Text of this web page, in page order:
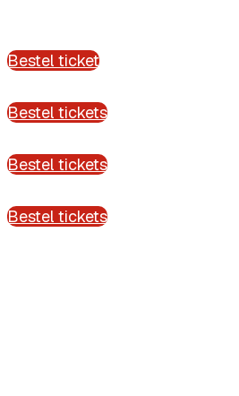
Bestel ticket
Bestel tickets
Bestel tickets
Bestel tickets